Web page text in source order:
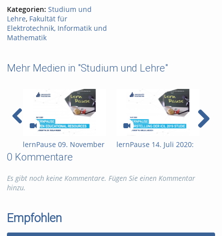
Kategorien: Studium und
Lehre, Fakultät für
Elektrotechnik, Informatik und
Mathematik
Mehr Medien in "Studium und Lehre"
lernPause 09. November
2021: Open Educational
Resources (OER)
lernPause 14. Juli 2020:
Schülerinnen und
0 Kommentare
Es gibt noch keine Kommentare. Fügen Sie einen Kommentar
hinzu.
Empfohlen